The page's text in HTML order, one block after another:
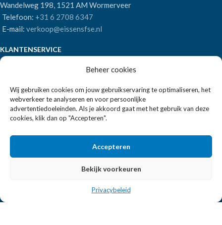
Beheer cookies
Wij gebruiken cookies om jouw gebruikservaring te optimaliseren, het
webverkeer te analyseren en voor persoonlijke
advertentiedoeleinden. Als je akkoord gaat met het gebruik van deze
cookies, klik dan op "Accepteren".
Accepteren
Bekijk voorkeuren
Privacybeleid
Wandelweg 198, 1521 AM Wormerveer
Telefoon: +31 6 2708 6347
E-mail: verkoop@eissensfse.nl
KLANTENSERVICE
Betaalmethoden
Verzenden en retourneren
Algemene voorwaarden
POPULAIRE MERKEN
APS Germany